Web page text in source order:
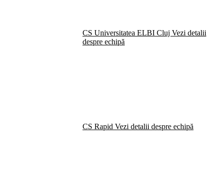
CS Universitatea ELBI Cluj Vezi detalii
despre echipă
CS Rapid Vezi detalii despre echipă